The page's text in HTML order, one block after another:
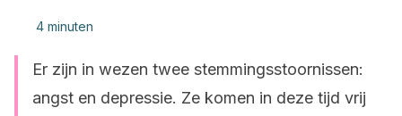
4 minuten
Er zijn in wezen twee stemmingsstoornissen:
angst en depressie. Ze komen in deze tijd vrij